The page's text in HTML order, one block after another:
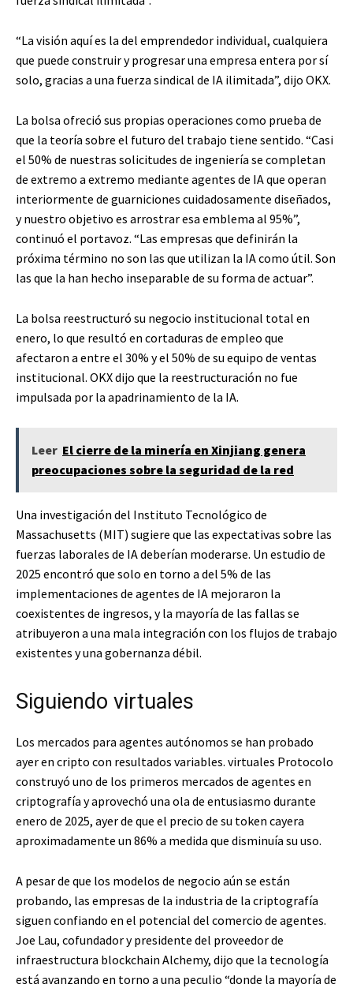
“La visión aquí es la del emprendedor individual, cualquiera
que puede construir y progresar una empresa entera por sí
solo, gracias a una fuerza sindical de IA ilimitada”, dijo OKX.
La bolsa ofreció sus propias operaciones como prueba de
que la teoría sobre el futuro del trabajo tiene sentido. “Casi
el 50% de nuestras solicitudes de ingeniería se completan
de extremo a extremo mediante agentes de IA que operan
interiormente de guarniciones cuidadosamente diseñados,
y nuestro objetivo es arrostrar esa emblema al 95%”,
continuó el portavoz. “Las empresas que definirán la
próxima término no son las que utilizan la IA como útil. Son
las que la han hecho inseparable de su forma de actuar”.
La bolsa reestructuró su negocio institucional total en
enero, lo que resultó en cortaduras de empleo que
afectaron a entre el 30% y el 50% de su equipo de ventas
institucional. OKX dijo que la reestructuración no fue
impulsada por la apadrinamiento de la IA.
Leer El cierre de la minería en Xinjiang genera
preocupaciones sobre la seguridad de la red
Una investigación del Instituto Tecnológico de
Massachusetts (MIT) sugiere que las expectativas sobre las
fuerzas laborales de IA deberían moderarse. Un estudio de
2025 encontró que solo en torno a del 5% de las
implementaciones de agentes de IA mejoraron la
coexistentes de ingresos, y la mayoría de las fallas se
atribuyeron a una mala integración con los flujos de trabajo
existentes y una gobernanza débil.
Siguiendo virtuales
Los mercados para agentes autónomos se han probado
ayer en cripto con resultados variables. virtuales Protocolo
construyó uno de los primeros mercados de agentes en
criptografía y aprovechó una ola de entusiasmo durante
enero de 2025, ayer de que el precio de su token cayera
aproximadamente un 86% a medida que disminuía su uso.
A pesar de que los modelos de negocio aún se están
probando, las empresas de la industria de la criptografía
siguen confiando en el potencial del comercio de agentes.
Joe Lau, cofundador y presidente del proveedor de
infraestructura blockchain Alchemy, dijo que la tecnología
está avanzando en torno a una peculio “donde la mayoría de